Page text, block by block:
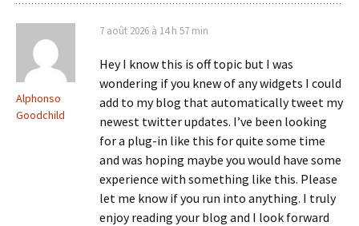
Alphonso
Goodchild
7 août 2026 à 14 h 57 min
Hey I know this is off topic but I was
wondering if you knew of any widgets I could
add to my blog that automatically tweet my
newest twitter updates. I’ve been looking
for a plug-in like this for quite some time
and was hoping maybe you would have some
experience with something like this. Please
let me know if you run into anything. I truly
enjoy reading your blog and I look forward